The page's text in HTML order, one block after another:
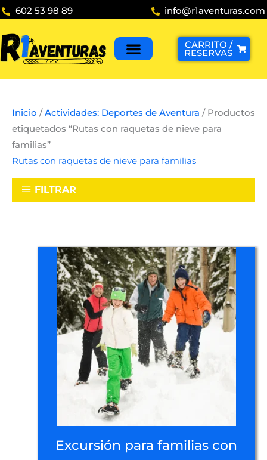
Ir
contenido
602 53 98 89 info@r1aventuras.com
CARRITO /
RESERVAS
Inicio /Actividades: Deportes de Aventura / Productos
etiquetados “Rutas con raquetas de nieve para
familias”
Rutas con raquetas de nieve para familias
FILTRAR
Excursión para familias con